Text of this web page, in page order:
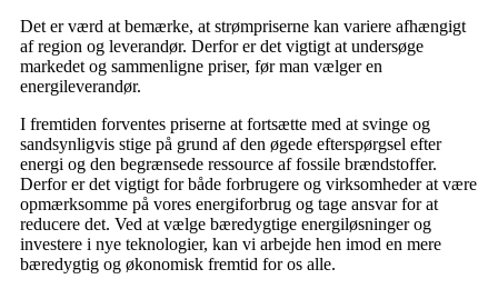
Det er værd at bemærke, at strømpriserne kan variere afhængigt
af region og leverandør. Derfor er det vigtigt at undersøge
markedet og sammenligne priser, før man vælger en
energileverandør.
I fremtiden forventes priserne at fortsætte med at svinge og
sandsynligvis stige på grund af den øgede efterspørgsel efter
energi og den begrænsede ressource af fossile brændstoffer.
Derfor er det vigtigt for både forbrugere og virksomheder at være
opmærksomme på vores energiforbrug og tage ansvar for at
reducere det. Ved at vælge bæredygtige energiløsninger og
investere i nye teknologier, kan vi arbejde hen imod en mere
bæredygtig og økonomisk fremtid for os alle.